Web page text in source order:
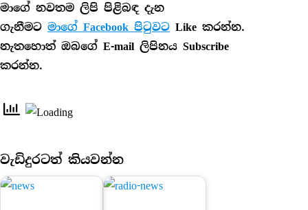
මාගේ නවතම ලිපි පිළිබඳ දැන
ගැනීමට මාගේ Facebook පිටුවට Like කරන්න.
නැතහොත් ඔබගේ E-mail ලිපිනය Subscribe
කරන්න.
වැඩිදුරටත් කියවන්න